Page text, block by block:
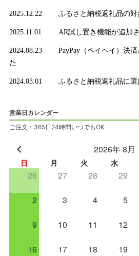
2025.12.22 ふるさと納税返礼品の対
2025.11.01 AR試し置き機能が追加
2024.08.23
PayPay（ペイペイ）決
た
2024.03.01 ふるさと納税返礼品に選
営業日カレンダー
ご注文：365日24時間いつでもOK
2026年 8月
日 月 火 水
26 27 28 29
2 3 4 5
9 10 11 12
16 17 18 19